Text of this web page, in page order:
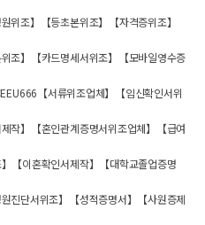
위조】【등초본위조】【자격증위조】
조】【카드명세서위조】【모바일영수증
【서류위조업체】【임신확인서위
작】【혼인관계증명서위조업체】【급여
【이혼확인서제작】【대학교졸업증명
진단서위조】【성적증명서】【사원증제